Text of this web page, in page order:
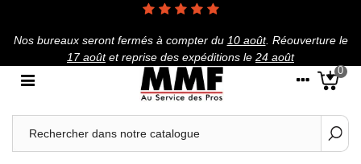
Nos bureaux seront fermés à compter du 10 août. Réouverture le
17 aoûtet reprise des expéditions le 24 août
0